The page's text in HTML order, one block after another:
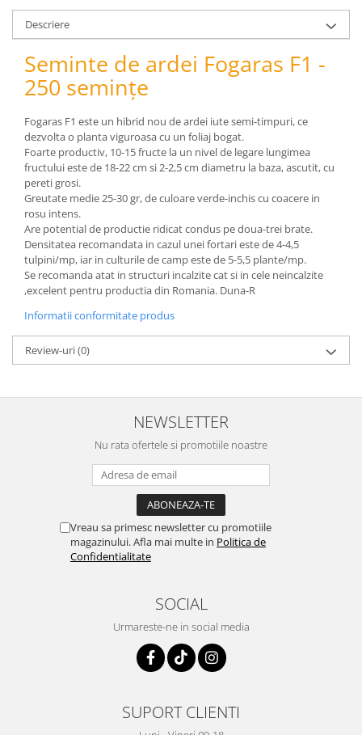
Cricuri pneumatice
Prese de rulmenti hidraulice
Prese de indoit tevi hidraulice
Benzi izolatoare
Role Prelungitoare
Polizoare unghiulare
Echipamente auto
Unelte de mana
Scule pneumatice
Podele hidraulice & Presa de banc
& Truse reparatii caroserie
Cabluri si incarcatoare acumulator
Echipamente de ridicat
Chinga ancorare
Depozitare si organizare
Descriere
Seminte de ardei Fogaras F1 -
250 semințe
Fogaras F1 este un hibrid nou de ardei iute semi-timpuri, ce
dezvolta o planta viguroasa cu un foliaj bogat.
Foarte productiv, 10-15 fructe la un nivel de legare lungimea
fructului este de 18-22 cm si 2-2,5 cm diametru la baza, ascutit, cu
pereti grosi.
Greutate medie 25-30 gr, de culoare verde-inchis cu coacere in
rosu intens.
Are potential de productie ridicat condus pe doua-trei brate.
Densitatea recomandata in cazul unei fortari este de 4-4,5
tulpini/mp, iar in culturile de camp este de 5-5,5 plante/mp.
Se recomanda atat in structuri incalzite cat si in cele neincalzite
,excelent pentru productia din Romania. Duna-R
Informatii conformitate produs
Review-uri(0)
NEWSLETTER
Nu rata ofertele si promotiile noastre
Vreau sa primesc newsletter cu promotiile
magazinului. Afla mai multe in Politica de
Confidentialitate
SOCIAL
Urmareste-ne in social media
SUPORT CLIENTI